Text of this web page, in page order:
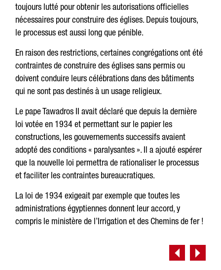
toujours lutté pour obtenir les autorisations officielles
nécessaires pour construire des églises. Depuis toujours,
le processus est aussi long que pénible.
En raison des restrictions, certaines congrégations ont été
contraintes de construire des églises sans permis ou
doivent conduire leurs célébrations dans des bâtiments
qui ne sont pas destinés à un usage religieux.
Le pape Tawadros II avait déclaré que depuis la dernière
loi votée en 1934 et permettant sur le papier les
constructions, les gouvernements successifs avaient
adopté des conditions « paralysantes ». Il a ajouté espérer
que la nouvelle loi permettra de rationaliser le processus
et faciliter les contraintes bureaucratiques.
La loi de 1934 exigeait par exemple que toutes les
administrations égyptiennes donnent leur accord, y
compris le ministère de l’Irrigation et des Chemins de fer !